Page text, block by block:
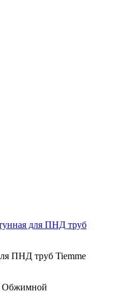
ПНД труб Tiemme
Обжимной